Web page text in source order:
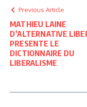
Previous Article
MATHIEU LAINE
D’ALTERNATIVE
PRESENTE LE
DICTIONNAIRE DU
LIBERALISME